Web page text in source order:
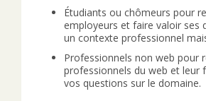
Étudiants ou chômeurs pour
employeurs et faire valoir ses
un contexte professionnel
Professionnels non web pour
professionnels du web et leur
vos questions sur le domaine.